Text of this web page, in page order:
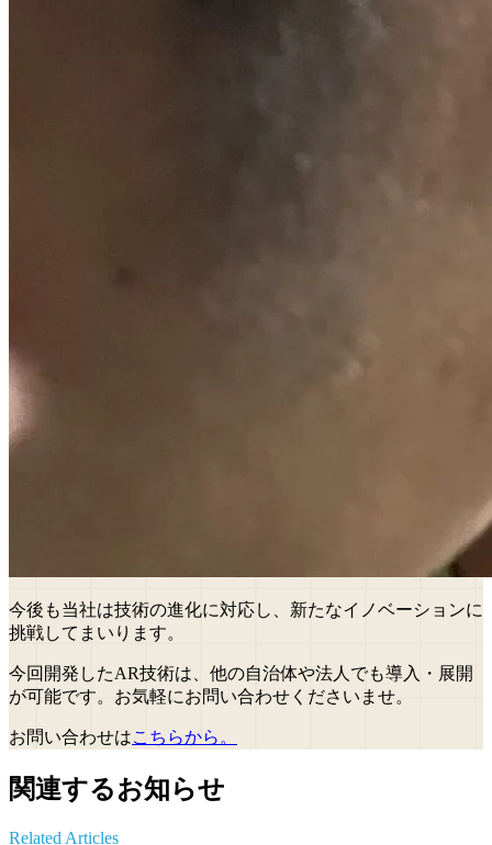
今後も当社は技術の進化に対応し、新たなイノベーションに
挑戦してまいります。
今回開発したAR技術は、他の自治体や法人でも導入・展開
が可能です。お気軽にお問い合わせくださいませ。
お問い合わせはこちらから。
関連するお知らせ
Related Articles